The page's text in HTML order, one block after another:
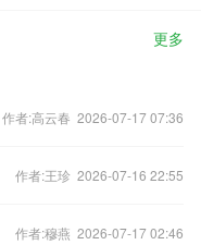
更多
作者:高云春 2026-07-17 07:36
作者:王珍 2026-07-16 22:55
作者:穆燕 2026-07-17 02:46